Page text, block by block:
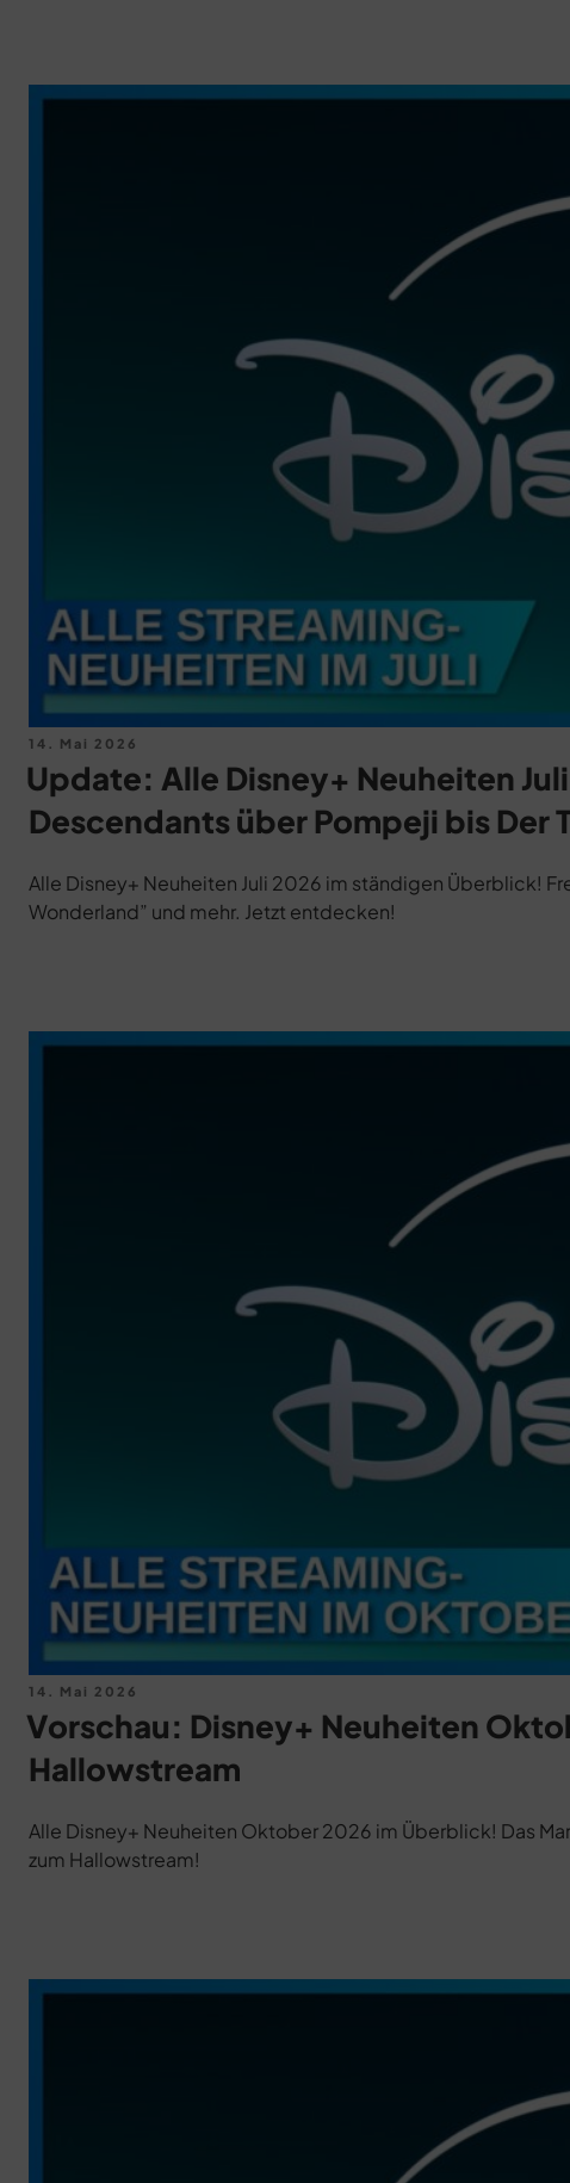
Veröffentlicht
14. Mai 2026
Update: Alle Disney+ Neuheiten
Descendants über Pompeji bis Der
Alle Disney+ Neuheiten Juli 2026 im ständigen Überblick!
Wonderland” und mehr. Jetzt entdecken!
Veröffentlicht
14. Mai 2026
Vorschau: Disney+ Neuheiten
Hallowstream
Alle Disney+ Neuheiten Oktober 2026 im Überblick! Das
zum Hallowstream!